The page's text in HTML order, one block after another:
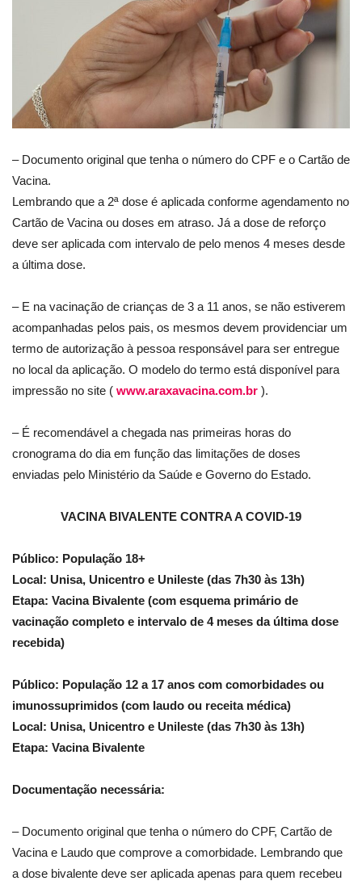
– Documento original que tenha o número do CPF e o Cartão de
Vacina.
Lembrando que a 2ª dose é aplicada conforme agendamento no
Cartão de Vacina ou doses em atraso. Já a dose de reforço
deve ser aplicada com intervalo de pelo menos 4 meses desde
a última dose.
– E na vacinação de crianças de 3 a 11 anos, se não estiverem
acompanhadas pelos pais, os mesmos devem providenciar um
termo de autorização à pessoa responsável para ser entregue
no local da aplicação. O modelo do termo está disponível para
impressão no site ( www.araxavacina.com.br ).
– É recomendável a chegada nas primeiras horas do
cronograma do dia em função das limitações de doses
enviadas pelo Ministério da Saúde e Governo do Estado.
VACINA BIVALENTE CONTRA A COVID-19
Público: População 18+
Local: Unisa, Unicentro e Unileste (das 7h30 às 13h)
Etapa: Vacina Bivalente (com esquema primário de
vacinação completo e intervalo de 4 meses da última dose
recebida)
Público: População 12 a 17 anos com comorbidades ou
imunossuprimidos (com laudo ou receita médica)
Local: Unisa, Unicentro e Unileste (das 7h30 às 13h)
Etapa: Vacina Bivalente
Documentação necessária:
– Documento original que tenha o número do CPF, Cartão de
Vacina e Laudo que comprove a comorbidade. Lembrando que
a dose bivalente deve ser aplicada apenas para quem recebeu